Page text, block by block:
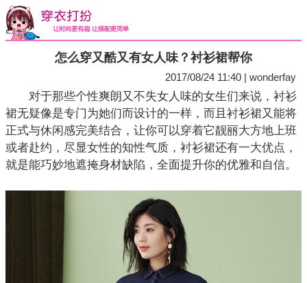
怎么穿又酷又有女人味？衬衫裙帮你
2017/08/24 11:40 | wonderfay
对于那些个性爽朗又不失女人味的女生们来说，衬衫
裙无疑像是专门为她们而设计的一样，而且衬衫裙又能将
正式与休闲感完美结合，让你可以穿着它靓丽大方地上班
或者赴约，尽显女性的知性气质，衬衫裙还有一大优点，
就是能巧妙地遮掩身材缺陷，全面提升你的优雅和自信。